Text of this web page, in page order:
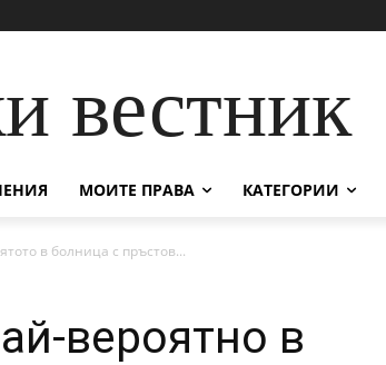
вестник
МОИТЕ ПРАВА КАТЕГОРИИ
в болница с пръстов...
вероятно в